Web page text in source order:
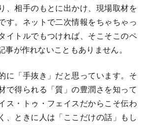
、相手のもとに出かけ、現場取材を
す。ネットで二次情報をちゃちゃっ
イトルでもつければ、そこそこのペ
が作れないこともありません。
に「手抜き」だと思っています。そ
で得られる「質」の豊潤さを知って
ス・トゥ・フェイスだからこそ伝わ
、ときに人は「ここだけの話」もし